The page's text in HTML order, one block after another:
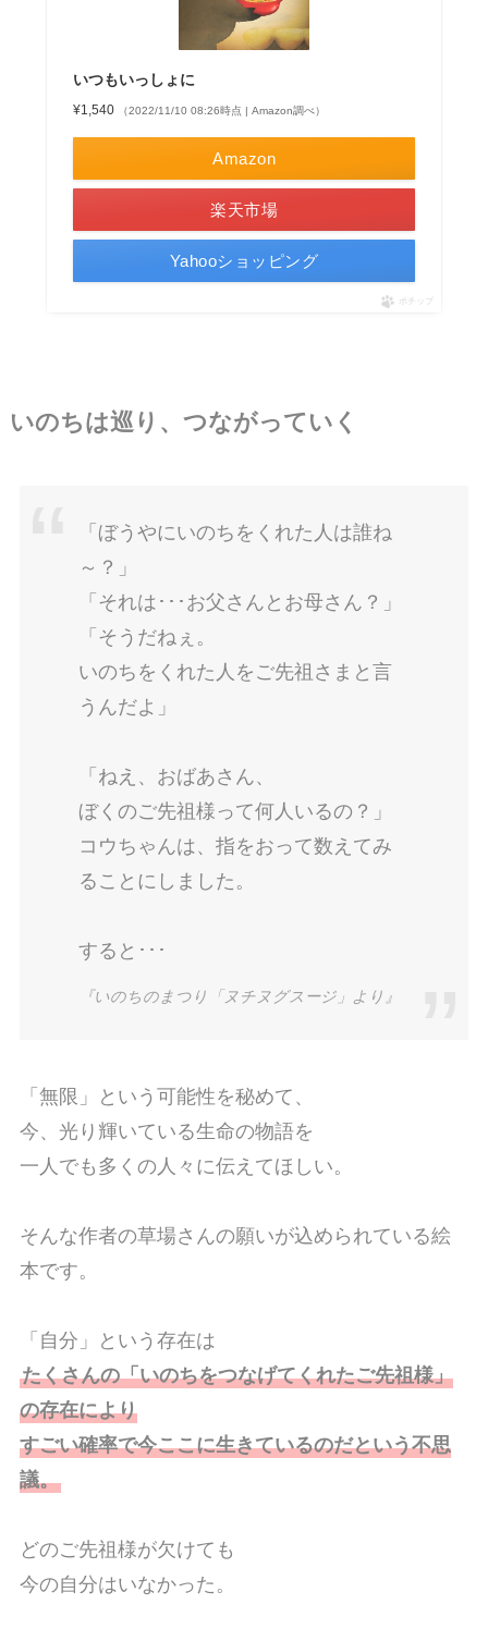
いつもいっしょに
¥1,540 （2022/11/10 08:26時点 | Amazon調べ）
Amazon
楽天市場
Yahooショッピング
ポチップ
いのちは巡り、つながっていく
「ぼうやにいのちをくれた人は誰ね
～？」
「それは･･･お父さんとお母さん？」
「そうだねぇ。
いのちをくれた人をご先祖さまと言
うんだよ」
「ねえ、おばあさん、
ぼくのご先祖様って何人いるの？」
コウちゃんは、指をおって数えてみ
ることにしました。
すると･･･
『いのちのまつり「ヌチヌグスージ」より』
「無限」という可能性を秘めて、
今、光り輝いている生命の物語を
一人でも多くの人々に伝えてほしい。
そんな作者の草場さんの願いが込められている絵
本です。
「自分」という存在は
たくさんの「いのちをつなげてくれたご先祖様」
の存在により
すごい確率で今ここに生きているのだという不思
議。
どのご先祖様が欠けても
今の自分はいなかった。